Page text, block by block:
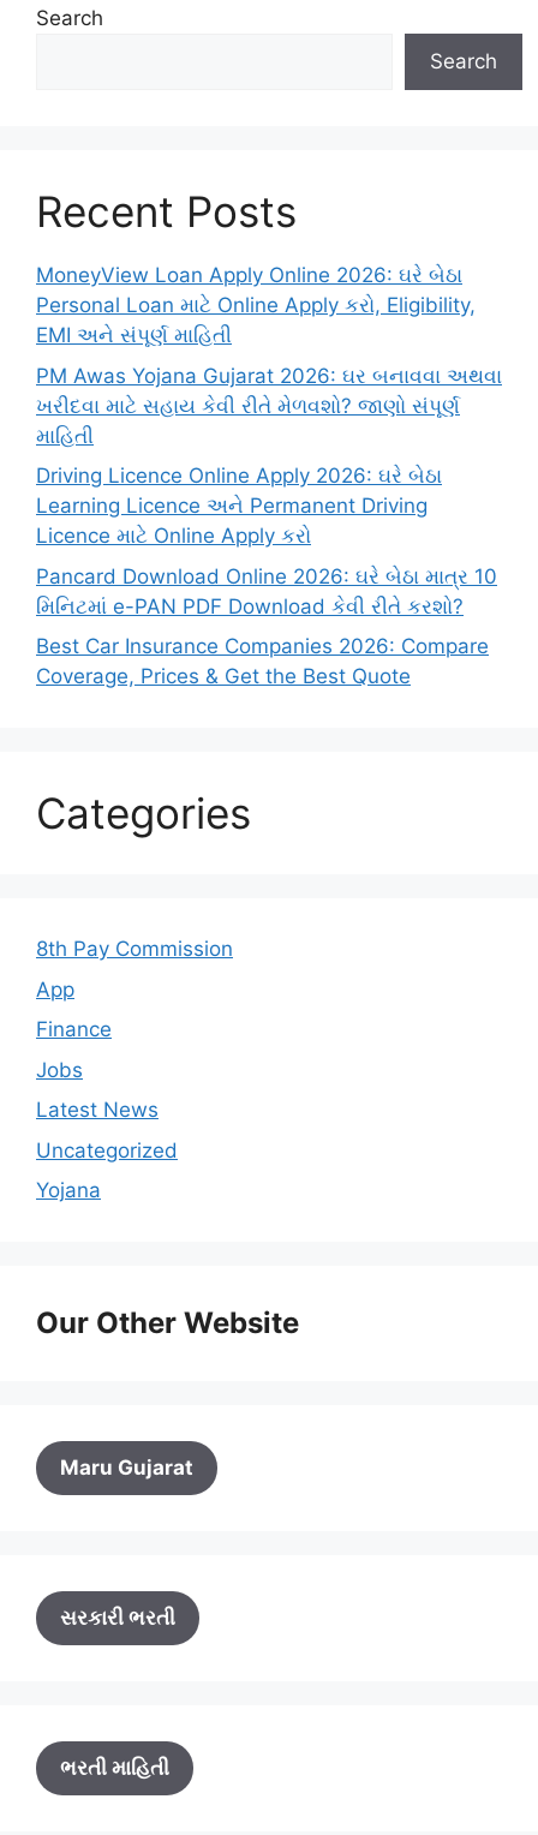
Search
Search
Recent Posts
MoneyView Loan Apply Online 2026: ઘરે બેઠા
Personal Loan માટે Online Apply કરો, Eligibility,
EMI અને સંપૂર્ણ માહિતી
PM Awas Yojana Gujarat 2026: ઘર બનાવવા અથવા
ખરીદવા માટે સહાય કેવી રીતે મેળવશો? જાણો સંપૂર્ણ
માહિતી
Driving Licence Online Apply 2026: ઘરે બેઠા
Learning Licence અને Permanent Driving
Licence માટે Online Apply કરો
Pancard Download Online 2026: ઘરે બેઠા માત્ર 10
મિનિટમાં e-PAN PDF Download કેવી રીતે કરશો?
Best Car Insurance Companies 2026: Compare
Coverage, Prices & Get the Best Quote
Categories
8th Pay Commission
App
Finance
Jobs
Latest News
Uncategorized
Yojana
Our Other Website
Maru Gujarat
સરકારી ભરતી
ભરતી માહિતી